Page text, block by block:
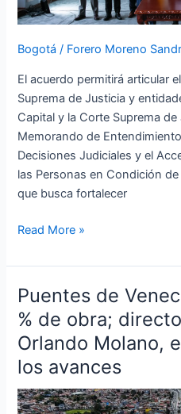
Bogotá / Forero Moreno
El acuerdo permitirá articular
Suprema de Justicia y
Capital y la Corte Suprema
Memorando de
Decisiones Judiciales y el
las Personas en Condición
que busca fortalecer
en
Comisarías
de
Read More »
Puentes de
% de obra;
Orlando Molano,
los avances
Puentes
de
Venecia
superan
el
96
%